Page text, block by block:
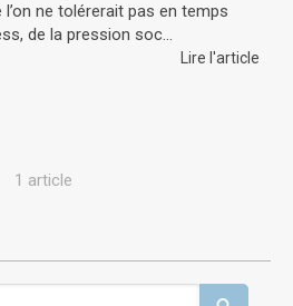
ne tolérerait pas en temps
de la pression soc...
Lire l'article
1 article